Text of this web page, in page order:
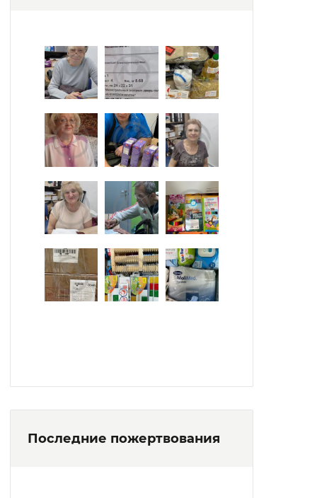
Последние пожертвования